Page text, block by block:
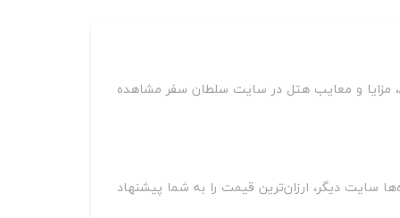
مزایا و معایب هتل در سایت سلطان سفر مشاهده
مختلف از جمله اسنپ تریپ، اقامت24، جاباما، هتل یار و ده‌ها سایت دیگر، ارزان‌ترین قیمت را به شما پیشنهاد